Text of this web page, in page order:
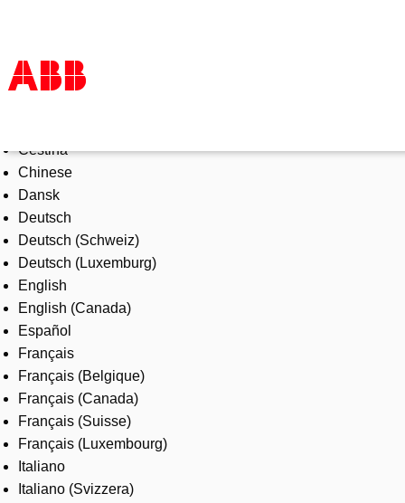
Products & Solutions
Industries
Services
About us
Where to buy
Contact us
Careers
Čeština
Chinese
Dansk
Deutsch
Deutsch (Schweiz)
Deutsch (Luxemburg)
English
English (Canada)
Español
Français
Français (Belgique)
Français (Canada)
Français (Suisse)
Français (Luxembourg)
Italiano
Italiano (Svizzera)